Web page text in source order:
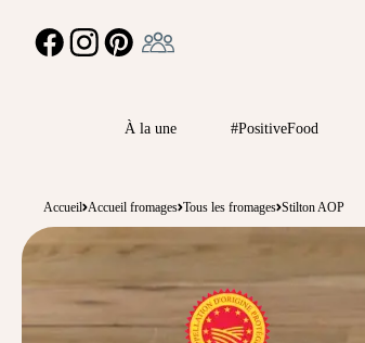
FACEBOOKINSTAGRAMPINTEREST
À la une #PositiveFood
Accueil Accueil fromages Tous les fromages Stilton AOP